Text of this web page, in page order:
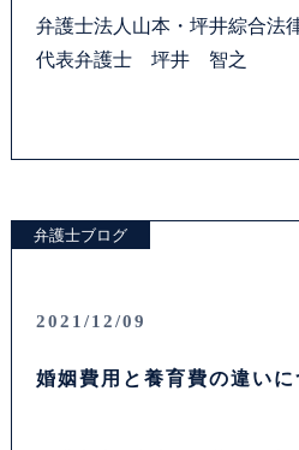
弁護士法人山本・坪井綜合法
代表弁護士 坪井 智之
弁護士ブログ
2021/12/09
婚姻費用と養育費の違いに